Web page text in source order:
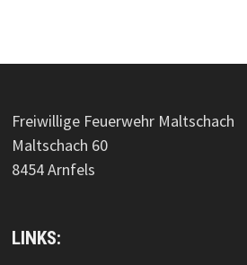
Freiwillige Feuerwehr Maltschach
Maltschach 60
8454 Arnfels
LINKS: